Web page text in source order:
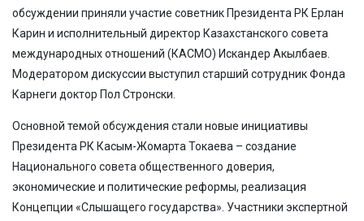
обсуждении приняли участие советник Президента РК Ерлан
Карин и исполнительный директор Казахстанского совета
международных отношений (КАСМО) Искандер Акылбаев.
Модератором дискуссии выступил старший сотрудник Фонда
Карнеги доктор Пол Стронски.
Основной темой обсуждения стали новые инициативы
Президента РК Касым-Жомарта Токаева – создание
Национального совета общественного доверия,
экономические и политические реформы, реализация
Концепции «Слышащего государства». Участники экспертной